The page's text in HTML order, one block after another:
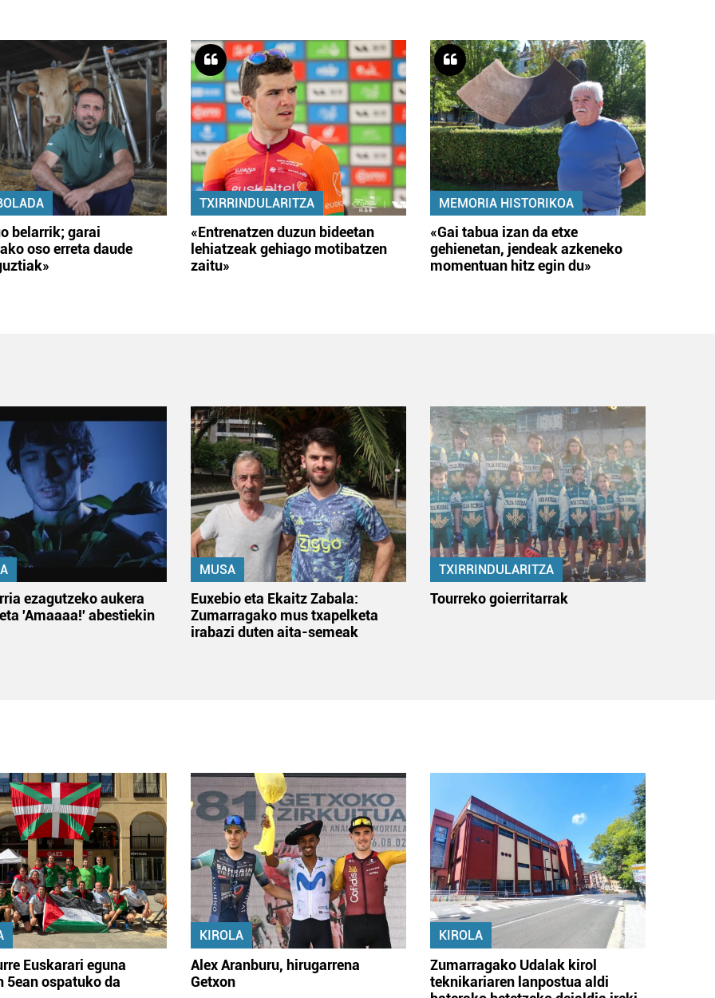
belarrik; garai
oso erreta daude
TXIRRINDULARITZA
«Entrenatzen duzun bideetan
lehiatzeak gehiago motibatzen
zaitu»
MEMORIA HISTORIKOA
«Gai tabua izan da etxe
gehienetan, jendeak azkeneko
momentuan hitz egin du»
ezagutzeko aukera
'Amaaaa!' abestiekin
MUSA
Euxebio eta Ekaitz Zabala:
Zumarragako mus txapelketa
irabazi duten aita-semeak
TXIRRINDULARITZA
Tourreko goierritarrak
Euskarari eguna
5ean ospatuko da
KIROLA
Alex Aranburu, hirugarrena
Getxon
KIROLA
Zumarragako Udalak kirol
teknikariaren lanpostua aldi